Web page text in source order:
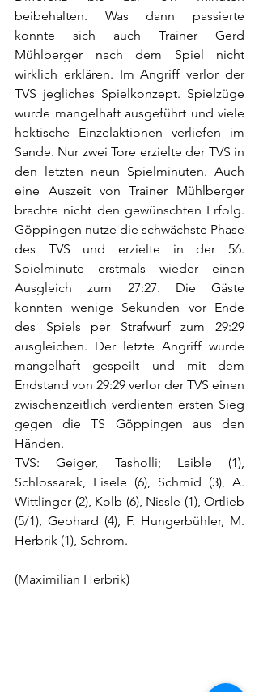
beibehalten. Was dann passierte
konnte sich auch Trainer Gerd
Mühlberger nach dem Spiel nicht
wirklich erklären. Im Angriff verlor der
TVS jegliches Spielkonzept. Spielzüge
wurde mangelhaft ausgeführt und viele
hektische Einzelaktionen verliefen im
Sande. Nur zwei Tore erzielte der TVS in
den letzten neun Spielminuten. Auch
eine Auszeit von Trainer Mühlberger
brachte nicht den gewünschten Erfolg.
Göppingen nutze die schwächste Phase
des TVS und erzielte in der 56.
Spielminute erstmals wieder einen
Ausgleich zum 27:27. Die Gäste
konnten wenige Sekunden vor Ende
des Spiels per Strafwurf zum 29:29
ausgleichen. Der letzte Angriff wurde
mangelhaft gespeilt und mit dem
Endstand von 29:29 verlor der TVS einen
zwischenzeitlich verdienten ersten Sieg
gegen die TS Göppingen aus den
Händen.
TVS: Geiger, Tasholli; Laible (1),
Schlossarek, Eisele (6), Schmid (3), A.
Wittlinger (2), Kolb (6), Nissle (1), Ortlieb
(5/1), Gebhard (4), F. Hungerbühler, M.
Herbrik (1), Schrom.
(Maximilian Herbrik)